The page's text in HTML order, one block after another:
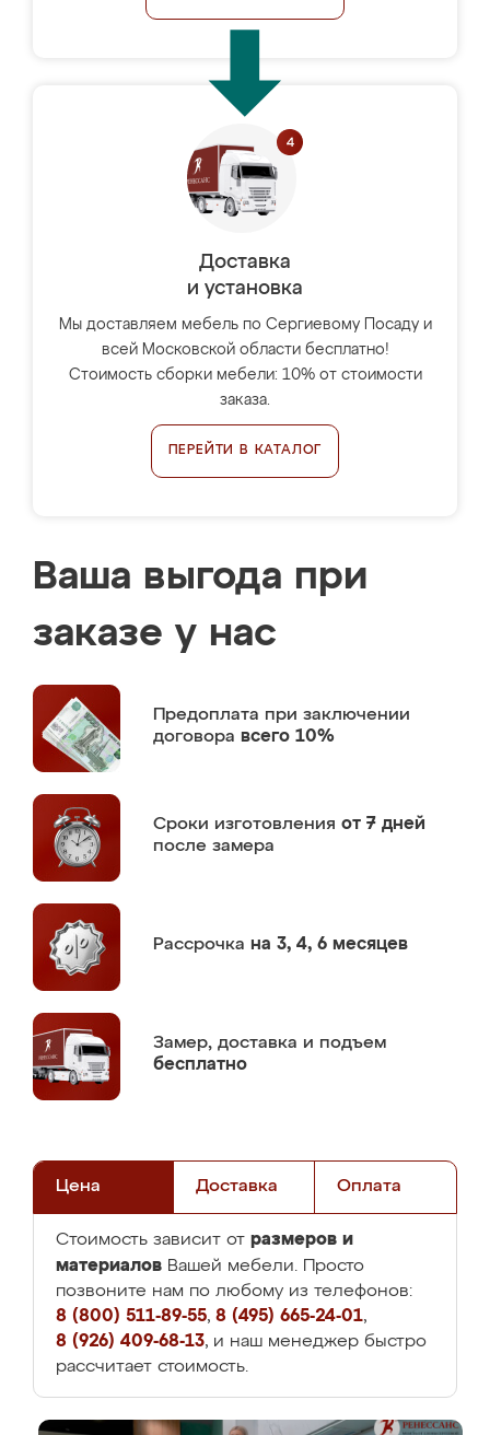
Доставка
и установка
Мы доставляем мебель по Сергиевому Посаду и
всей Московской области бесплатно!
Стоимость сборки мебели: 10% от стоимости
заказа.
ПЕРЕЙТИ В КАТАЛОГ
Ваша выгода при
заказе у нас
Предоплата при заключении
договора всего 10%
Сроки изготовления от 7 дней
после замера
Рассрочка на 3, 4, 6 месяцев
Замер, доставка и подъем
бесплатно
Цена Доставка Оплата
Стоимость зависит от размеров и
материалов Вашей мебели. Просто
позвоните нам по любому из телефонов:
8 (800) 511-89-55, 8 (495) 665-24-01,
8 (926) 409-68-13, и наш менеджер быстро
рассчитает стоимость.